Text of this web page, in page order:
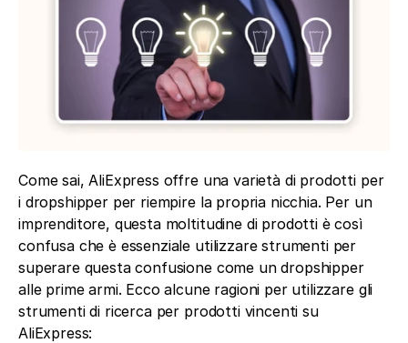
Come sai, AliExpress offre una varietà di prodotti per
i dropshipper per riempire la propria nicchia. Per un
imprenditore, questa moltitudine di prodotti è così
confusa che è essenziale utilizzare strumenti per
superare questa confusione come un dropshipper
alle prime armi. Ecco alcune ragioni per utilizzare gli
strumenti di ricerca per prodotti vincenti su
AliExpress: